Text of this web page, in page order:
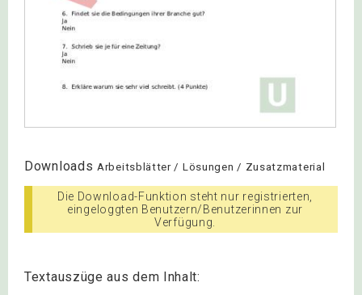
Downloads Arbeitsblätter / Lösungen / Zusatzmaterial
Die Download-Funktion steht nur registrierten,
eingeloggten Benutzern/Benutzerinnen zur
Verfügung.
Textauszüge aus dem Inhalt: